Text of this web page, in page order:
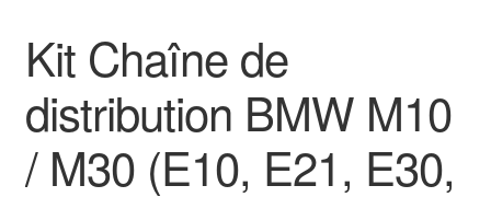
Kit Chaîne de
distribution BMW M10
/ M30 (E10, E21, E30,